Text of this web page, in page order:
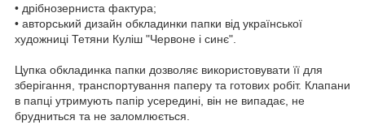
• дрібнозерниста фактура;
• авторський дизайн обкладинки папки від української
художниці Тетяни Куліш "Червоне і синє".
Цупка обкладинка папки дозволяє використовувати її для
зберігання, транспортування паперу та готових робіт. Клапани
в папці утримують папір усередині, він не випадає, не
брудниться та не заломлюється.